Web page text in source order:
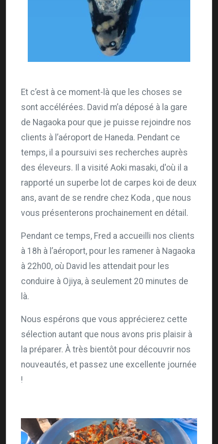
Et c’est à ce moment-là que les choses se
sont accélérées. David m’a déposé à la gare
de Nagaoka pour que je puisse rejoindre nos
clients à l’aéroport de Haneda. Pendant ce
temps, il a poursuivi ses recherches auprès
des éleveurs. Il a visité Aoki masaki, d'où il a
rapporté un superbe lot de carpes koi de deux
ans, avant de se rendre chez Koda , que nous
vous présenterons prochainement en détail.
Pendant ce temps, Fred a accueilli nos clients
à 18h à l’aéroport, pour les ramener à Nagaoka
à 22h00, où David les attendait pour les
conduire à Ojiya, à seulement 20 minutes de
là.
Nous espérons que vous apprécierez cette
sélection autant que nous avons pris plaisir à
la préparer. À très bientôt pour découvrir nos
nouveautés, et passez une excellente journée
!